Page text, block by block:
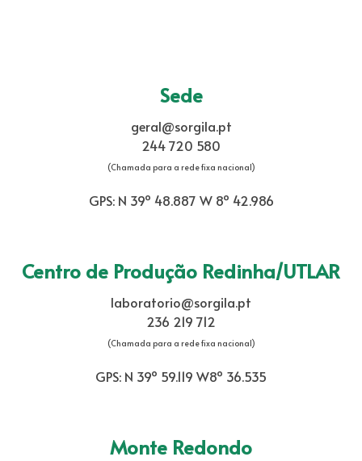
Sede
geral@sorgila.pt
244 720 580
(Chamada para a rede fixa nacional)
GPS: N 39º 48.887 W 8º 42.986
Centro de Produção Redinha/UTLAR
laboratorio@sorgila.pt
236 219 712
(Chamada para a rede fixa nacional)
GPS: N 39º 59.119 W8º 36.535
Monte Redondo